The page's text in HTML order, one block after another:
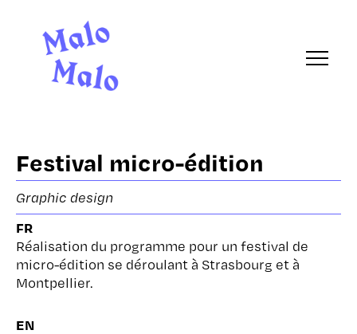
Festival micro-édition
Graphic design
FR
Réalisation du programme pour un festival de
micro-édition se déroulant à Strasbourg et à
Montpellier.
EN